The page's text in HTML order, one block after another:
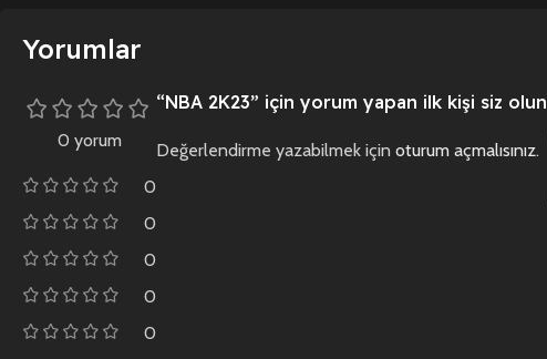
Yorumlar
0 yorum
0
0
0
0
0
“NBA 2K23” için yorum yapan ilk kişi siz olun
Değerlendirme yazabilmek için oturum açmalısınız.